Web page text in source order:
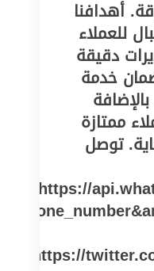
أهدافنا
للعملاء
دقيقة
خدمة
ممتازة
توصل
https://
https://